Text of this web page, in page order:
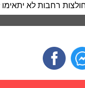
רחבות לא יתאימו